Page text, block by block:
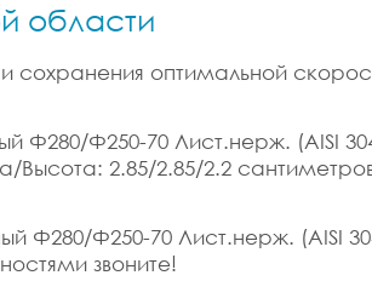
области
сохранения оптимальной
Ф280/Ф250-70 Лист.нерж. (AISI
2.85/2.85/2.2
Ф280/Ф250-70 Лист.нерж. (AISI
звоните!